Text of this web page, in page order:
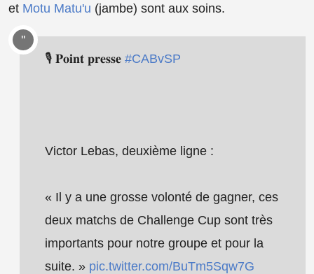
et Motu Matu'u (jambe) sont aux soins.
🎙 𝐏𝐨𝐢𝐧𝐭 𝐩𝐫𝐞𝐬𝐬𝐞 #CABvSP
Victor Lebas, deuxième ligne :
« Il y a une grosse volonté de gagner, ces
deux matchs de Challenge Cup sont très
importants pour notre groupe et pour la
suite. » pic.twitter.com/BuTm5Sqw7G